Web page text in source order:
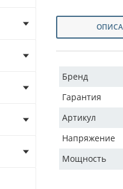
Бренд
Гарантия
Артикул
Напряжение
Мощность